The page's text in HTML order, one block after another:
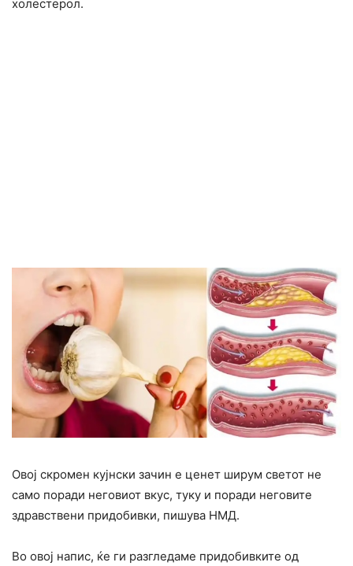
холестерол.
Овој скромен кујнски зачин е ценет ширум светот не
само поради неговиот вкус, туку и поради неговите
здравствени придобивки, пишува НМД.
Во овој напис, ќе ги разгледаме придобивките од